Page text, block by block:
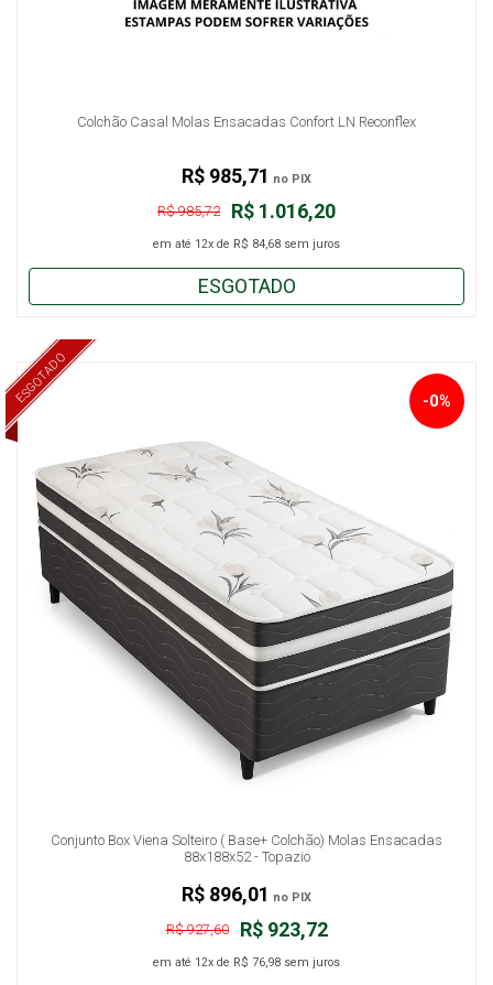
Colchão Casal Molas Ensacadas Confort LN Reconflex
R$ 1.016,20
R$ 985,72
em até 12x de R$ 84,68 sem juros
R$ 985,71 no PIX
ESGOTADO
ESGOTADO
Conjunto Box Viena Solteiro ( Base+ Colchão) Molas Ensacadas
88x188x52 - Topazio
R$ 923,72
R$ 927,60
-0%
em até 12x de R$ 76,98 sem juros
R$ 896,01 no PIX